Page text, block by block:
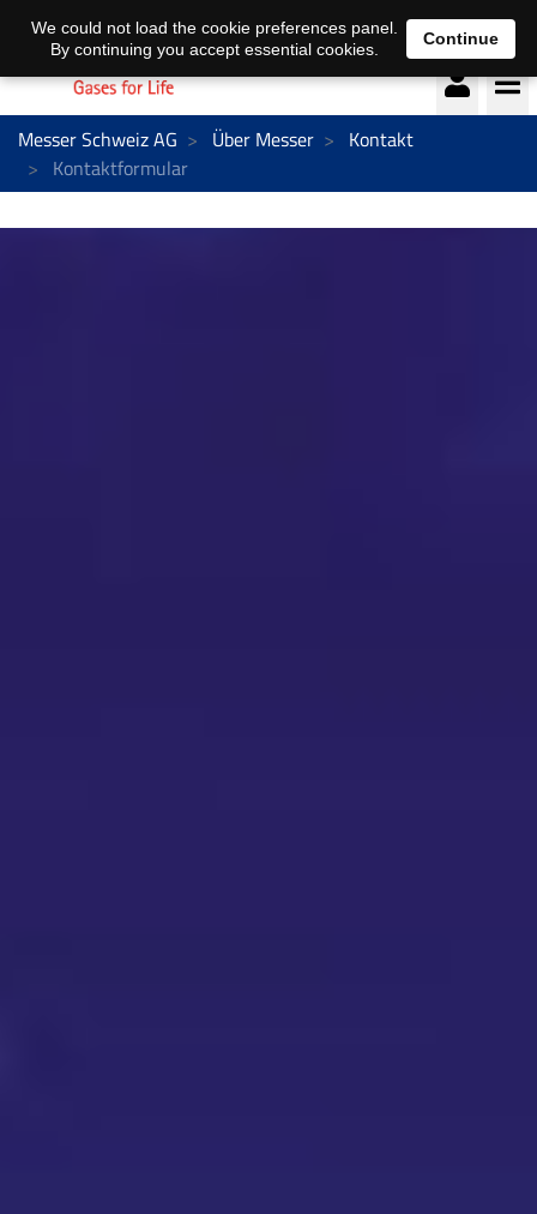
Deutsch français
Messer Schweiz AG Über Messer
Kontakt
Kontaktformular
We could not load the cookie preferences panel.
By continuing you accept essential cookies.
Continue